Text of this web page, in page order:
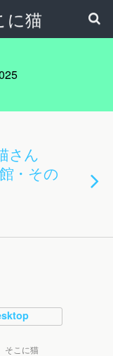
猫
さん
・その
そこに猫